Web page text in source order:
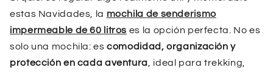
estas Navidades, la mochila de senderismo
impermeable de 60 litros es la opción perfecta. No es
solo una mochila: escomodidad, organización y
protección en cada aventura , ideal para trekking,